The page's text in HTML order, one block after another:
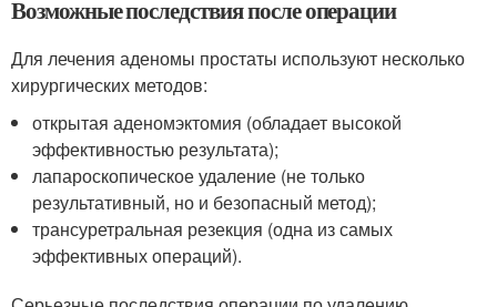
Возможные последствия после операции
Для лечения аденомы простаты используют несколько
хирургических методов:
открытая аденомэктомия (обладает высокой
эффективностью результата);
лапароскопическое удаление (не только
результативный, но и безопасный метод);
трансуретральная резекция (одна из самых
эффективных операций).